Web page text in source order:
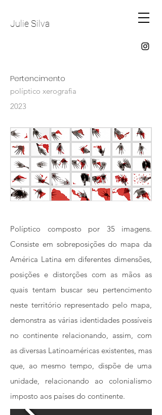
Julie Silva
Pertencimento
políptico xerografia
2023
Políptico composto por 35 imagens.
Consiste em sobreposições do mapa da
América Latina em diferentes dimensões,
posições e distorções com as mãos as
quais tentam buscar seu pertencimento
neste território representado pelo mapa,
demonstra as várias identidades possíveis
no continente relacionando, assim, com
as diversas Latinoaméricas existentes, mas
que, ao mesmo tempo, dispõe de uma
unidade, relacionando ao colonialismo
imposto aos países do continente.